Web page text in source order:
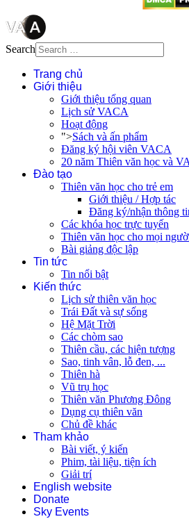
Search
Trang chủ
Giới thiệu
Giới thiệu tổng quan
Lịch sử VACA
Hoạt động
">Sách và ấn phẩm
Đăng ký hội viên VACA
20 năm Thiên văn học và
Đào tạo
Thiên văn học cho trẻ em
Giới thiệu / Hợp tác
Đăng ký/nhận thông
Các khóa học trực tuyến
Thiên văn học cho mọi
Bài giảng độc lập
Tin tức
Tin nổi bật
Kiến thức
Lịch sử thiên văn học
Trái Đất và sự sống
Hệ Mặt Trời
Các chòm sao
Thiên cầu, các hiện tượng
Sao, tinh vân, lỗ đen, ...
Thiên hà
Vũ trụ học
Thiên văn Phương Đông
Dụng cụ thiên văn
Chủ đề khác
Tham khảo
Bài viết, ý kiến
Phim, tài liệu, tiện ích
Giải trí
English website
Donate
Sky Events